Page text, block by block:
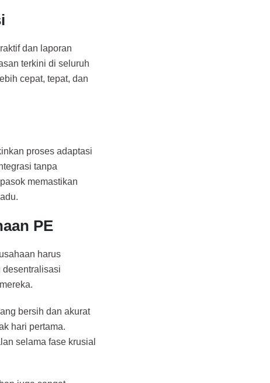
dan laporan
terkini di seluruh
cepat, tepat, dan
proses adaptasi
tanpa
memastikan
PE
harus
desentralisasi
bersih dan akurat
hari pertama.
selama fase krusial